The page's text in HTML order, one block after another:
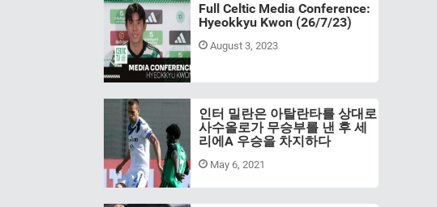
Full Celtic Media Conference:
Hyeokkyu Kwon (26/7/23)
August 3, 2023
인터 밀란은 아탈란타를 상대로
사수올로가 무승부를 낸 후 세
리에A 우승을 차지하다
May 6, 2021